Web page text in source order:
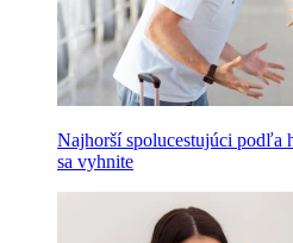
Najhorší spolucestujúci podľa
sa vyhnite